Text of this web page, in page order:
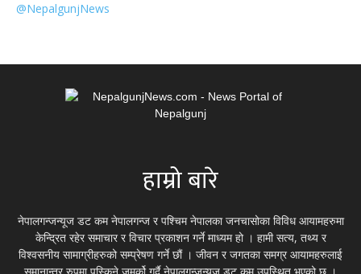
@NepalgunjNews
हाम्रो बारे
नेपालगन्जन्यूज डट कम नेपालगन्ज र पश्चिम नेपालका जनचासोका विविध आयामहरुमा
केन्द्रित रहेर समाचार र विचार प्रकाशन गर्ने माध्यम हो । हामी सत्य, तथ्य र
विश्वसनीय सामाग्रीहरुको सम्प्रेषण गर्ने छौं । जीवन र जगतका समग्र आयामहरुलाई